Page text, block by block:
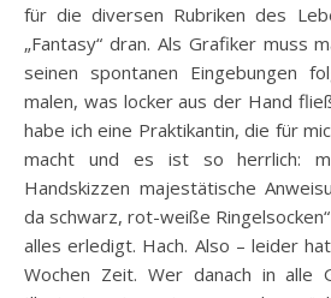
für die diversen Rubriken des
„Fantasy“ dran. Als Grafiker muss
seinen spontanen Eingebungen
malen, was locker aus der Hand
habe ich eine Praktikantin, die für
macht und es ist so herrlich:
Handskizzen majestätische
da schwarz, rot-weiße
alles erledigt. Hach. Also – leider
Wochen Zeit. Wer danach in alle